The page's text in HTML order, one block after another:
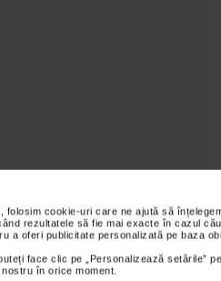
cookie-uri care ne ajută să
rezultatele să fie mai exacte în cazul
a oferi publicitate personalizată pe baza
face clic pe „Personalizează setările”
în orice moment.